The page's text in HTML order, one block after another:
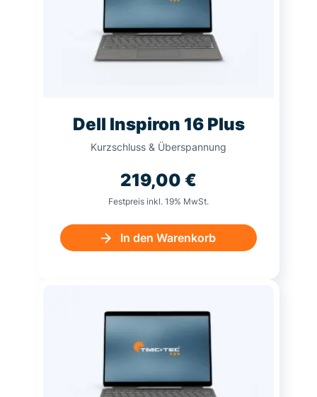
Dell Inspiron 16 Plus
Kurzschluss & Überspannung
219,00 €
Festpreis inkl. 19% MwSt.
In den Warenkorb